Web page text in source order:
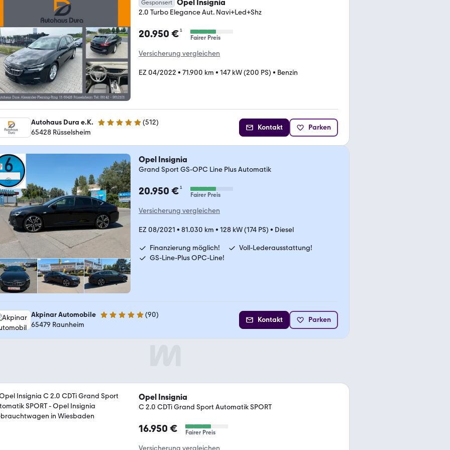
Gesponsert Opel Insignia
2.0 Turbo Elegance Aut. Navi+Led+Shz
20.950 €¹
Fairer Preis
Versicherung vergleichen
EZ 04/2022 • 71.900 km • 147 kW (200 PS) • Benzin
Autohaus Dura e.K. 4.8 Sterne (512)
65428 Rüsselsheim
Kontakt Parken
Opel Insignia
Grand Sport GS-OPC Line Plus Automatik
20.950 €¹
Fairer Preis
Versicherung vergleichen
EZ 08/2021 • 81.030 km • 128 kW (174 PS) • Diesel
Finanzierung möglich!
Voll-Lederausstattung!
GS-Line-Plus OPC-Line!
Akpinar Automobile 4.8 Sterne (90)
65479 Raunheim
Kontakt Parken
Opel Insignia
C 2.0 CDTi Grand Sport Automatik SPORT
16.950 € Fairer Preis
Versicherung vergleichen